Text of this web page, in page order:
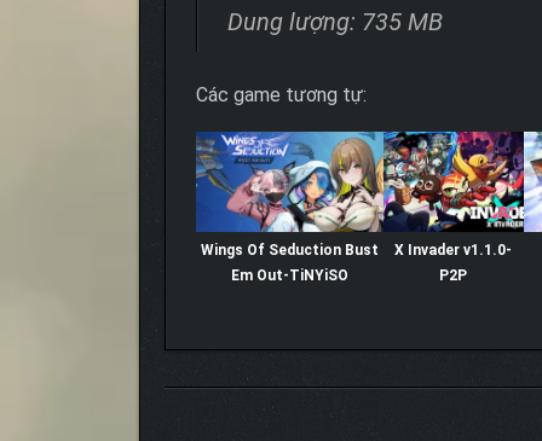
Dung lượng: 735 MB
Các game tương tự:
Wings Of Seduction Bust
Em Out-TiNYiSO
X Invader v1.1.0-
P2P